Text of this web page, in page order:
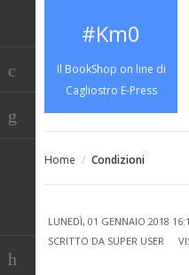
#Km0
Il BookShop on line di
Cagliostro E-Press
Home / Condizioni
LUNEDÌ, 01 GENNAIO 2018
SCRITTO DA SUPER USER